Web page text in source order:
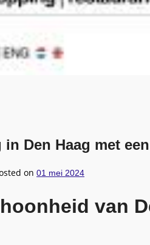
Den Haag met
on 01 mei 2024
van